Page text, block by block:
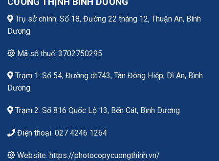
Trụ sở chính: Số 18, Đường 22 tháng 12, Thuận An, Bình
Dương
Mã số thuế: 3702750295
Trạm 1: Số 54, Đường dt743, Tân Đông Hiệp, Dĩ An, Bình
Dương
Trạm 2: Số 816 Quốc Lộ 13, Bến Cát, Bình Dương
Điện thoại: 027 4246 1264
Website: https://photocopycuongthinh.vn/